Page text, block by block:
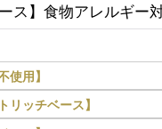
ス】食物アレルギー
使用】
リッチベース】